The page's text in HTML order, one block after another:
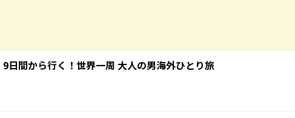
日間から行く！世界一周 大人の男海外ひとり旅